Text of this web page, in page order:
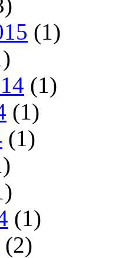
(1)
(1)
(1)
(1)
(1)
(2)